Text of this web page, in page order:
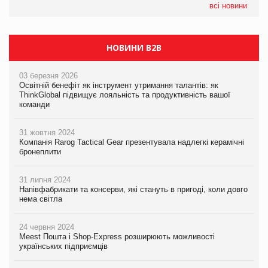
всі новини
EVA.UA запустила кампанію «Хто б знав» про асортимент,
НОВИНИ B2B
03 березня 2026
Освітній бенефіт як інструмент утримання талантів: як
ThinkGlobal підвищує лояльність та продуктивність вашої
команди
31 жовтня 2024
Компанія Rarog Tactical Gear презентувала надлегкі керамічні
бронеплити
31 липня 2024
Напівфабрикати та консерви, які стануть в пригоді, коли довго
нема світла
24 червня 2024
Meest Пошта і Shop-Express розширюють можливості
українських підприємців